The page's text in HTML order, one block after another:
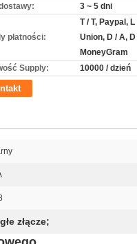
3 ~ 5 dni
płatności:
T / T, Paypal,
Union, D / A, D
MoneyGram
Supply:
10000 / dzień
złącze;